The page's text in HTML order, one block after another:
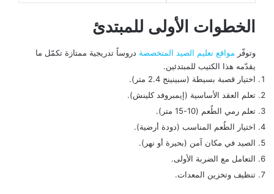
الخطوات الأولى للمبتدئ
وتوفّر مواقع تعليم الصيد المتخصصة دروساً تدريجية ممتازة تكمّل ما
يقدّمه هذا الكتيب للمبتدئين.
اختيار قصبة بسيطة (سبينينج 2.4 متر).
تعلم العقد الأساسية (إيمبروفد كلينش).
تعلم رمي الطُعم (10-15 متر).
اختيار الطُعم المناسب (دودة أرضية).
الصيد في مكان آمن (بحيرة أو نهر).
التعامل مع الضربة الأولى.
تنظيف وتخزين المعدات.